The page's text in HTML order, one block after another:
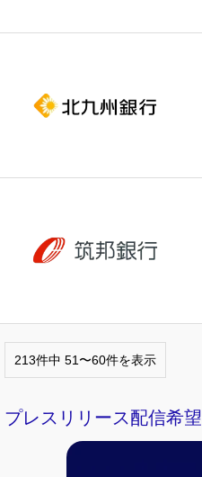
213件中 51〜60件を表示
プレスリリース配信希望